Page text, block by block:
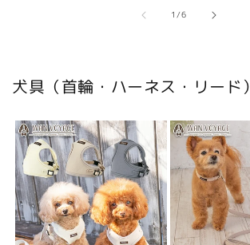
1/の
6
犬具（首輪・ハーネス・リード）